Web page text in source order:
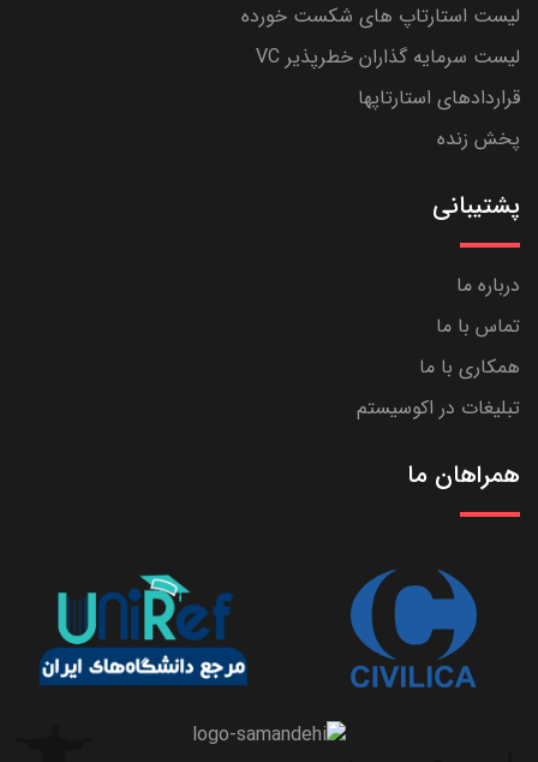
لیست استارتاپ های شکست خورده
لیست سرمایه گذاران خطرپذیر VC
قراردادهای استارتاپها
پخش زنده
پشتیبانی
درباره ما
تماس با ما
همکاری با ما
تبلیغات در اکوسیستم
همراهان ما